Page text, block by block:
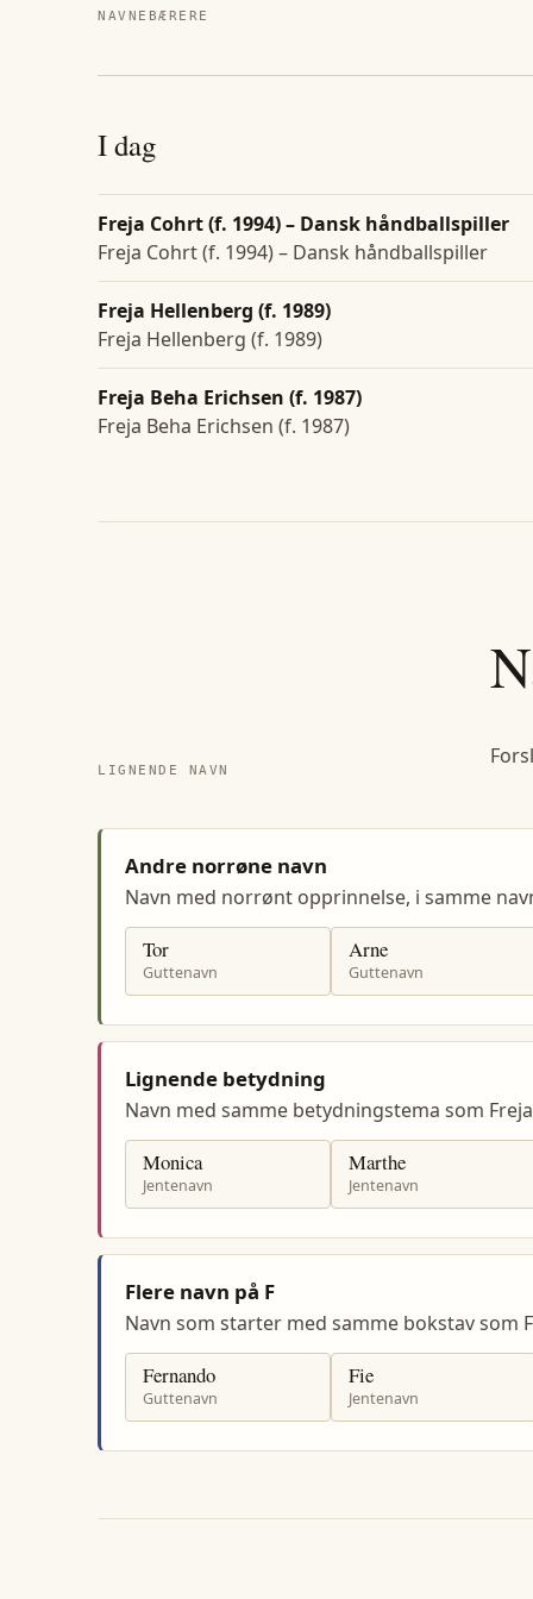
NAVNEBÆRERE
I dag
Freja Cohrt (f. 1994) – Dansk håndballspiller
Freja Cohrt (f. 1994) – Dansk håndballspiller
Freja Hellenberg (f. 1989)
Freja Hellenberg (f. 1989)
Freja Beha Erichsen (f. 1987)
Freja Beha Erichsen (f. 1987)
LIGNENDE NAVN
Andre norrøne navn
Navn med norrønt opprinnelse, i samme
Tor
Guttenavn
Arne
Guttenavn
Lignende betydning
Navn med samme betydningstema som
Monica
Jentenavn
Marthe
Jentenavn
Flere navn på F
Navn som starter med samme bokstav som
Fernando
Guttenavn
Fie
Jentenavn